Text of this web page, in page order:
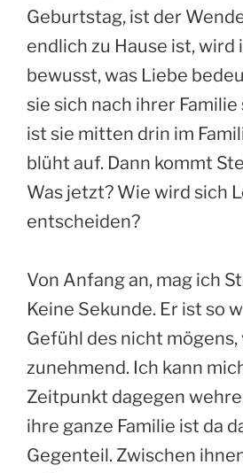
Geburtstag, ist der
endlich zu Hause ist,
bewusst, was Liebe
sie sich nach ihrer
ist sie mitten drin im
blüht auf. Dann kommt
Was jetzt? Wie wird sich
entscheiden?
Von Anfang an, mag ich
Keine Sekunde. Er ist so
Gefühl des nicht
zunehmend. Ich kann
Zeitpunkt dagegen
ihre ganze Familie ist da
Gegenteil. Zwischen